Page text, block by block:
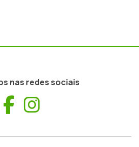
nas redes sociais
Facebook